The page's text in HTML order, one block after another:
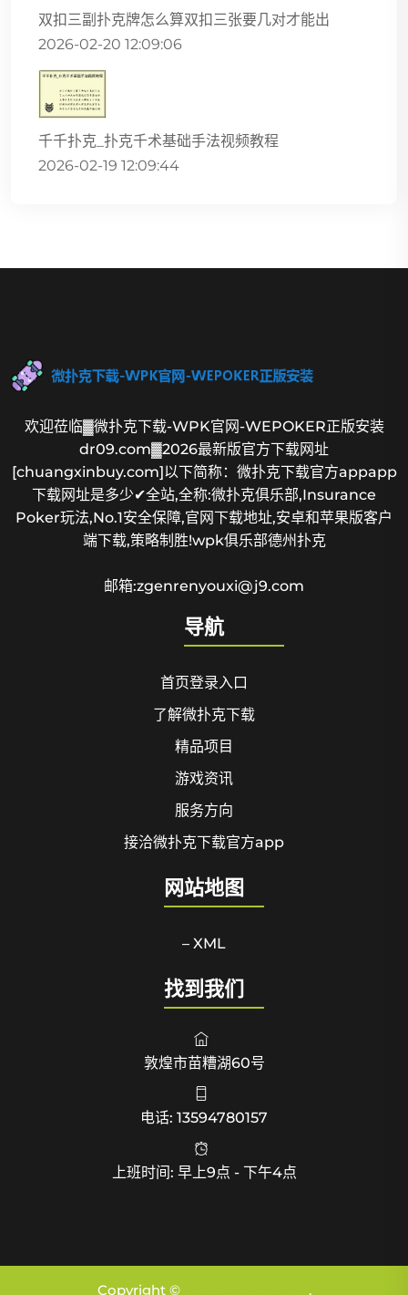
双扣三副扑克牌怎么算双扣三张要几对才能出
2026-02-20 12:09:06
千千扑克_扑克千术基础手法视频教程
2026-02-19 12:09:44
欢迎莅临▓微扑克下载-WPK官网-WEPOKER正版安装
dr09.com▓2026最新版官方下载网址
[chuangxinbuy.com]以下简称：微扑克下载官方appapp
下载网址是多少✔全站,全称:微扑克俱乐部,Insurance
Poker玩法,No.1安全保障,官网下载地址,安卓和苹果版客户
端下载,策略制胜!wpk俱乐部德州扑克
邮箱:zgenrenyouxi@j9.com
导航
首页登录入口
了解微扑克下载
精品项目
游戏资讯
服务方向
接洽微扑克下载官方app
网站地图
– XML
找到我们
敦煌市苗糟湖60号
电话: 13594780157
上班时间: 早上9点 - 下午4点
Copyright © .